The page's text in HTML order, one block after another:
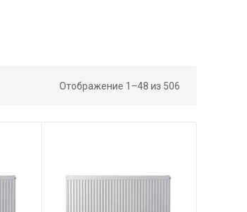
Отображение 1–48 из 506